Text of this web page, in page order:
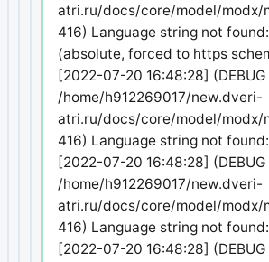
atri.ru/docs/core/model/modx/
416) Language string not
(absolute, forced to https
[2022-07-20 16:48:28] (DEBUG
/home/h912269017/new.dveri-
atri.ru/docs/core/model/modx/
416) Language string not found:
[2022-07-20 16:48:28] (DEBUG
/home/h912269017/new.dveri-
atri.ru/docs/core/model/modx/
416) Language string not found:
[2022-07-20 16:48:28] (DEBUG